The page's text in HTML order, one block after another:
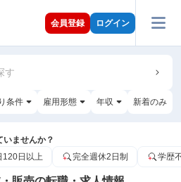
会員登録 ログイン
す
条件 雇用形態 年収 新着のみ
いませんか？
120日以上 完全週休2日制 学歴